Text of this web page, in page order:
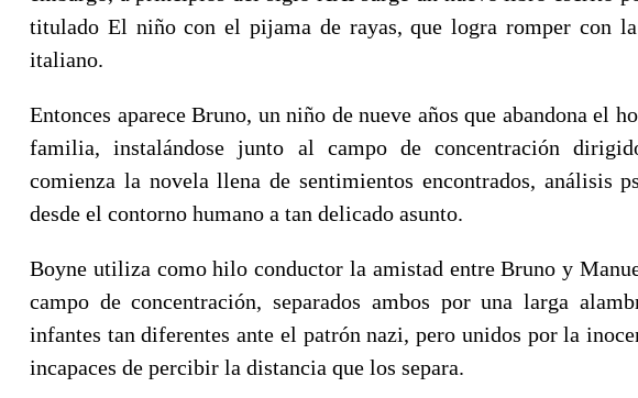
titulado El niño con el pijama de rayas, que logra romper con
italiano.
Entonces aparece Bruno, un niño de nueve años que abandona el
familia, instalándose junto al campo de concentración
comienza la novela llena de sentimientos encontrados, análisis
desde el contorno humano a tan delicado asunto.
Boyne utiliza como hilo conductor la amistad entre Bruno y
campo de concentración, separados ambos por una larga
infantes tan diferentes ante el patrón nazi, pero unidos por la
incapaces de percibir la distancia que los separa.